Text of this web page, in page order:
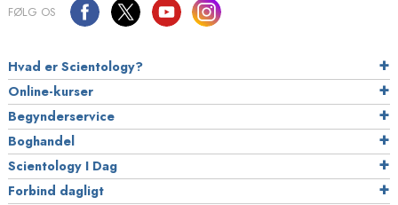
FØLG OS
Hvad er Scientology?
Online-kurser
Begynderservice
Boghandel
Scientology I Dag
Forbind dagligt